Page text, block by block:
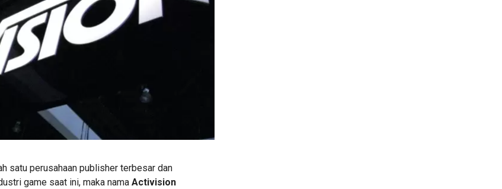
satu perusahaan publisher terbesar dan
game saat ini, maka nama Activision